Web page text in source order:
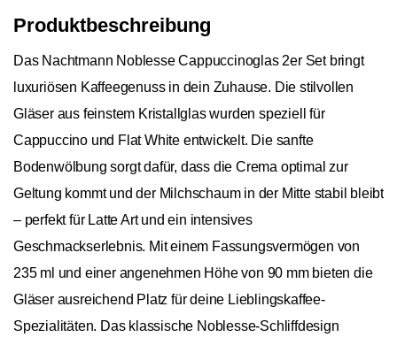
Produktbeschreibung
Das Nachtmann Noblesse Cappuccinoglas 2er Set bringt
luxuriösen Kaffeegenuss in dein Zuhause. Die stilvollen
Gläser aus feinstem Kristallglas wurden speziell für
Cappuccino und Flat White entwickelt. Die sanfte
Bodenwölbung sorgt dafür, dass die Crema optimal zur
Geltung kommt und der Milchschaum in der Mitte stabil bleibt
– perfekt für Latte Art und ein intensives
Geschmackserlebnis. Mit einem Fassungsvermögen von
235 ml und einer angenehmen Höhe von 90 mm bieten die
Gläser ausreichend Platz für deine Lieblingskaffee-
Spezialitäten. Das klassische Noblesse-Schliffdesign